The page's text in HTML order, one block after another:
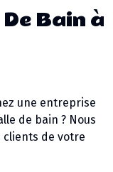
Bainà
une entreprise
de bain ? Nous
clients de votre